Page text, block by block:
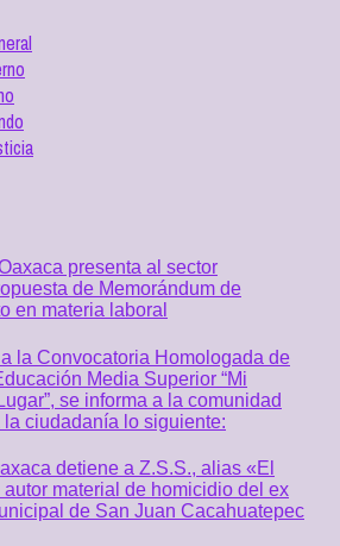
presenta al sector
de Memorándum de
en materia laboral
la Convocatoria Homologada de
Media Superior “Mi
se informa a la comunidad
ciudadanía lo siguiente:
detiene a Z.S.S., alias «El
material de homicidio del ex
de San Juan Cacahuatepec